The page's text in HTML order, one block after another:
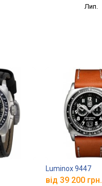
Лип.
Luminox 9447
від 39 200 грн.